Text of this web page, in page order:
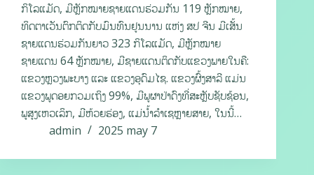
ກິໂລແມັດ, ມີຫຼັກໝາຍຊາຍແດນຮ່ວມກັນ 119 ຫຼັກໝາຍ,
ທິດຕາເວັນຕົກຕິດກັບມົນທົນຢູນນານ ແຫ່ງ ສປ ຈີນ ມີເສັ້ນ
ຊາຍແດນຮ່ວມກັນຍາວ 323 ກິໂລແມັດ, ມີຫຼັກໝາຍ
ຊາຍແດນ 64 ຫຼັກໝາຍ, ມີຊາຍແດນຕິດກັບແຂວງພາຍໃນຄື:
ແຂວງຫຼວງພະບາງ ແລະ ແຂວງອຸດົມໄຊ. ແຂວງຜົ້ງສາລີ ແມ່ນ
ແຂວງພູດອຍກວມເຖິງ 99%, ມີພູຜາປ່າດົງທີ່ສະຫຼັບຊັບຊ້ອນ,
ພູສູງເຫວເລິກ, ມີຫ້ວຍຮ່ອງ, ແມ່ນໍ້າລໍາເຊຫຼາຍສາຍ, ໃນນີ້…
admin
2025 may 7